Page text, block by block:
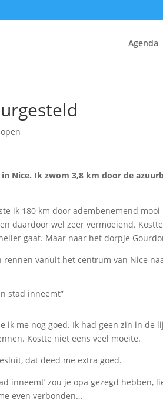
Agenda
Nice. Ik zwom 3,8 km door de
ik 180 km door adembenemend
daardoor wel zeer vermoeiend.
gaat. Maar naar het dorpje
rennen vanuit het centrum van Nice
stad inneemt”
ik me nog goed. Ik had geen zin in de
Kostte niet eens veel moeite.
dat deed me extra goed.
inneemt’ zou je opa gezegd hebben,
even verbonden…